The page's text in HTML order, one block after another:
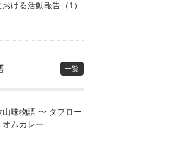
おける活動報告（1）
一覧
山味物語 〜 タプロー
ムカレー